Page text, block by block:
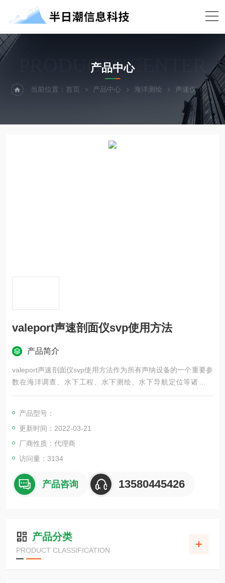
PRODUCTS CENTER
产品中心
当前位置：首页 产品中心 海洋测绘 声速仪
valeport声速剖面仪svp使用方法
产品简介
valeport声速剖面仪svp使用方法作为所有声纳设备的一个重要参
数在海洋调查、水下工程、水下测绘、水下导航定位等诸多军
事、民用领域得到广泛应用。
产品型号：
更新时间：2022-03-21
厂商性质：代理商
访问量：3134
产品咨询 13580445426
产品分类
PRODUCT CLASSIFICATION